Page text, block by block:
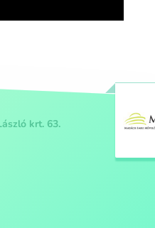
krt. 63.